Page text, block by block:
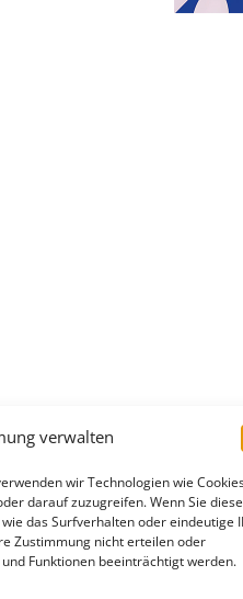
verwalten
wir Technologien wie
darauf zuzugreifen. Wenn Sie
das Surfverhalten oder eindeutige
Zustimmung nicht erteilen oder
Funktionen beeinträchtigt werden.